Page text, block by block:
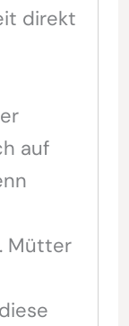
direkt
auf
Mütter